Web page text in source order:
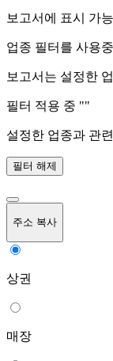
보고서에 표시 가
업종 필터를 사용
보고서는 설정한
필터 적용 중 ""
설정한 업종과 관
필터 해제
주소 복사
상권
매장